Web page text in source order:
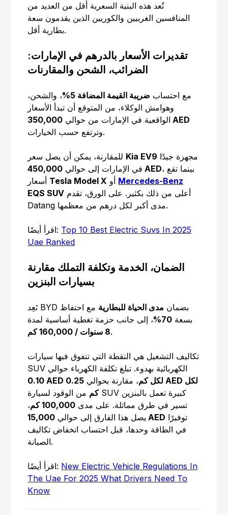
تُعد هذه البنية السعرية أقل من العديد من
المنافسين الغربيين والكوريين الذين يقدمون سعة
بطارية أقل.
تقديرات الأسعار بالدرهم في الإمارات:
الضرائب، الشحن والمقارنات
مع احتساب ضريبة القيمة المضافة 5%
، والشحن،
وهوامش الوكلاء، من المتوقع أن تبدأ الأسعار
الواقعية في الإمارات من حوالي 350,000 AED
وترتفع حسب الخيارات.
Kia EV9
في الإمارات إلى حوالي 450,000 AED، بينما تقع
Tesla Model X
Mercedes-Benz
EQS SUV
Datang مدى أكبر لكل درهم من معظمها.
اقرأ أيضًا: Top 10 Best Electric Suvs In 2025
Uae Ranked
الضمان، الخدمة وتكلفة التملك مقارنة
بسيارات البنزين
تَعِد BYD بضمان مدى الحياة للبطارية مع احتفاظ
بسعة 70%
، إلى جانب حزمة تغطية أساسية لمدة
8 سنوات / 160,000 كم.
تكاليف التشغيل هي النقطة التي تتفوق فيها سيارات
SUV الكهربائية بهدوء. تبلغ تكلفة الكهرباء حوالي
0.10 AED لكل كم، مقارنة بحوالي 0.25 AED لكل
كم من الوقود لسيارة SUV كبيرة تعمل بالبنزين
تسير في طرق مماثلة. على مدى 100,000 كم
،
يصل هذا الفارق إلى حوالي 15,000 AED
في الطاقة وحدها، قبل احتساب انخفاض تكاليف
الصيانة.
اقرأ أيضًا: New Electric Vehicle Regulations In
The Uae For 2025 What Drivers Need To
Know